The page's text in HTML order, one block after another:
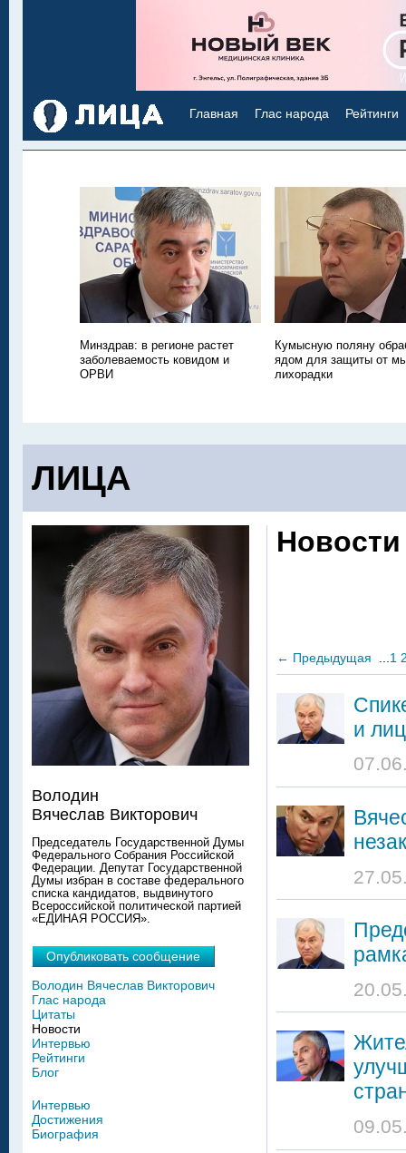
Главная Глас народа Рейтинги
Минздрав: в регионе растет
заболеваемость ковидом и
ОРВИ
Кумысную поляну
ядом для защиты от
лихорадки
ЛИЦА
Новости
← Предыдущая 1
и
Володин
Вячеслав Викторович
Председатель Государственной Думы
Федерального Собрания Российской
Федерации. Депутат Государственной
Думы избран в составе федерального
списка кандидатов, выдвинутого
Всероссийской политической партией
«ЕДИНАЯ РОССИЯ».
Опубликовать сообщение
Володин Вячеслав Викторович
Глас народа
Цитаты
Новости
Интервью
Рейтинги
Блог
Интервью
Достижения
Биография